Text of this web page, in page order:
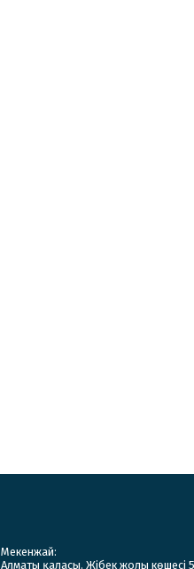
Мекенжай:
Алматы қаласы. Жібек жолы көшесі